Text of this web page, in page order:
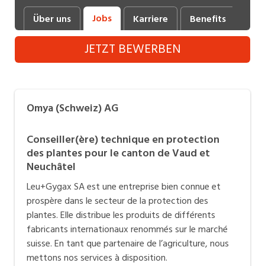
Industrie, Maschinenbau, Anlagenbau,
Produktion
Informatik, Telekommunikation
Mechanik, Elektronik, Optik (Fertigung)
Medizin, Gesundheitswesen, Pflege
Sicherheit, Rettung, Polizei, Zoll
Verkauf, Handel, Kundenberatung,
Aussendienst
Über uns Jobs Karriere Benefits
JETZT BEWERBEN
Omya (Schweiz) AG
Conseiller(ère) technique en protection
des plantes pour le canton de Vaud et
Neuchâtel
Leu+Gygax SA est une entreprise bien connue et
prospère dans le secteur de la protection des
plantes. Elle distribue les produits de différents
fabricants internationaux renommés sur le marché
suisse. En tant que partenaire de l’agriculture, nous
mettons nos services à disposition.